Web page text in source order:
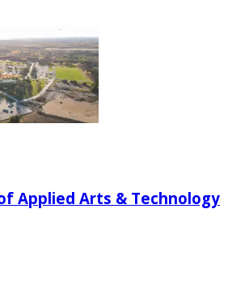
Applied Arts & Technology